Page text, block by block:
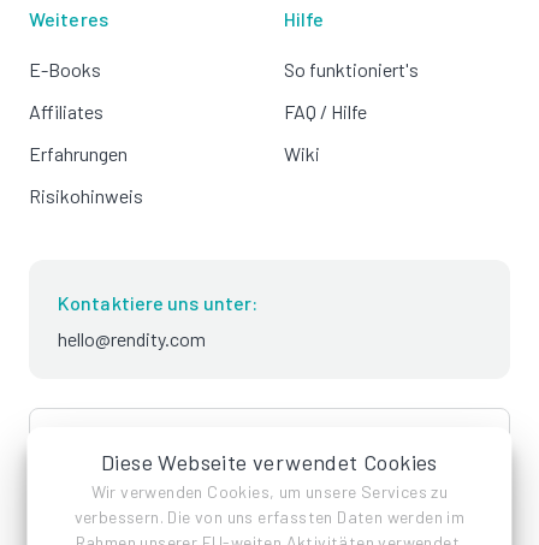
Diese Webseite verwendet Cookies
Wir verwenden Cookies, um unsere Services zu
verbessern. Die von uns erfassten Daten werden im
Weiteres
E-Books
Affiliates
Erfahrungen
Risikohinweis
Hilfe
So funktioniert's
FAQ / Hilfe
Wiki
Kontaktiere uns unter:
hello@rendity.com
language